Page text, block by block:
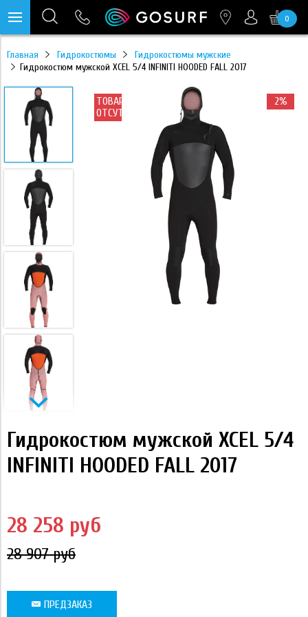
0
Главная Гидрокостюмы
Гидрокостюмы мужские
Гидрокостюм мужской XCEL 5/4 INFINITI HOODED FALL 2017
2%
ТОВАР
ОТСУТСТВУЕТ
Гидрокостюм мужской XCEL 5/4
INFINITI HOODED FALL 2017
28 258 руб
28 907 руб
ПРЕДЗАКАЗ
https://mc.yandex.ru/pixel/28467905289433451?rnd=%aw_random%